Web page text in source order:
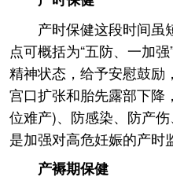
产时保健这段时间虽
点可概括为“五防、一加
精神状态，给予安慰鼓励
宫口扩张和胎先露部下降
位难产)、防感染、防产
是加强对高危妊娠的产时
产褥期保健